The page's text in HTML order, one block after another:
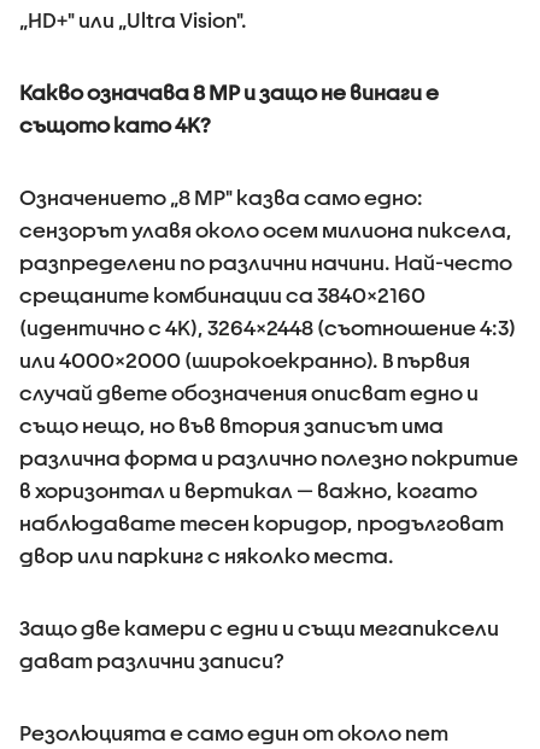
„HD+" или „Ultra Vision".
Какво означава 8 MP и защо не винаги е
същото като 4K?
Означението „8 MP" казва само едно:
сензорът улавя около осем милиона пиксела,
разпределени по различни начини. Най-често
срещаните комбинации са 3840×2160
(идентично с 4K), 3264×2448 (съотношение 4:3)
или 4000×2000 (широкоекранно). В първия
случай двете обозначения описват едно и
също нещо, но във втория записът има
различна форма и различно полезно покритие
в хоризонтал и вертикал — важно, когато
наблюдавате тесен коридор, продълговат
двор или паркинг с няколко места.
Защо две камери с едни и същи мегапиксели
дават различни записи?
Резолюцията е само един от около пет